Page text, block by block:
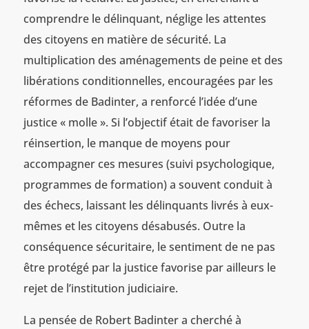
comprendre le délinquant, néglige les attentes
des citoyens en matière de sécurité. La
multiplication des aménagements de peine et des
libérations conditionnelles, encouragées par les
réformes de Badinter, a renforcé l’idée d’une
justice « molle ». Si l’objectif était de favoriser la
réinsertion, le manque de moyens pour
accompagner ces mesures (suivi psychologique,
programmes de formation) a souvent conduit à
des échecs, laissant les délinquants livrés à eux-
mêmes et les citoyens désabusés. Outre la
conséquence sécuritaire, le sentiment de ne pas
être protégé par la justice favorise par ailleurs le
rejet de l’institution judiciaire.
La pensée de Robert Badinter a cherché à